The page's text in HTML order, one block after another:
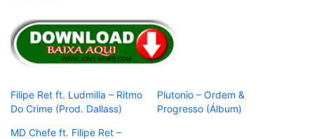
Filipe Ret ft. Ludmilla – Ritmo
Do Crime (Prod. Dallass)
Plutonio – Ordem &
Progresso (Álbum)
MD Chefe ft. Filipe Ret –